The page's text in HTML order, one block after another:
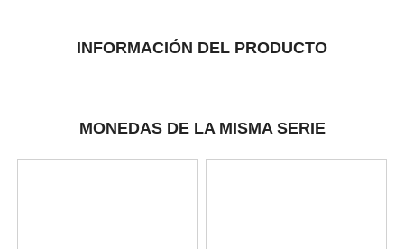
INFORMACIÓN DEL PRODUCTO
MONEDAS DE LA MISMA SERIE